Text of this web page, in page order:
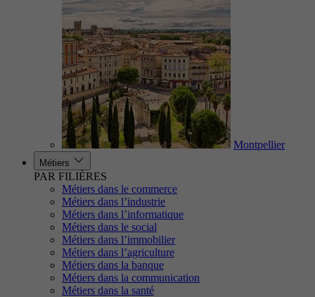
Montpellier
Métiers
PAR FILIÈRES
Métiers dans le commerce
Métiers dans l’industrie
Métiers dans l’informatique
Métiers dans le social
Métiers dans l’immobilier
Métiers dans l’agriculture
Métiers dans la banque
Métiers dans la communication
Métiers dans la santé